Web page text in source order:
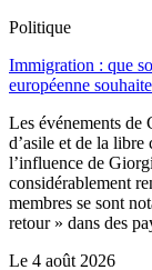
Politique
Immigration : que
européenne
Les événements de
d’asile et de la
l’influence de
considérablement
membres se sont
retour » dans des
Le 4 août 2026